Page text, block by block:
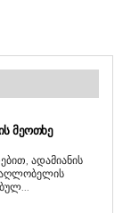
ᲛᲔᲝᲗᲮᲔ
ადამიანის